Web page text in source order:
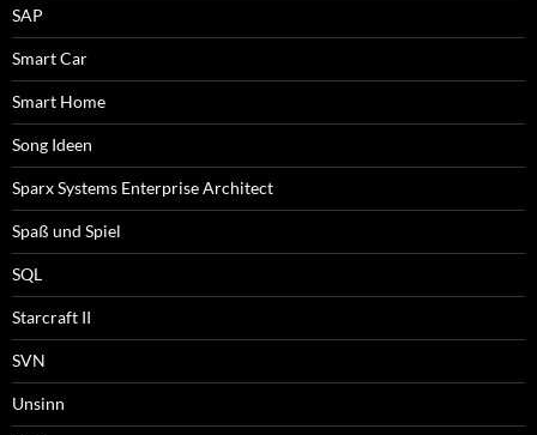
SAP
Smart Car
Smart Home
Song Ideen
Sparx Systems Enterprise Architect
Spaß und Spiel
SQL
Starcraft II
SVN
Unsinn